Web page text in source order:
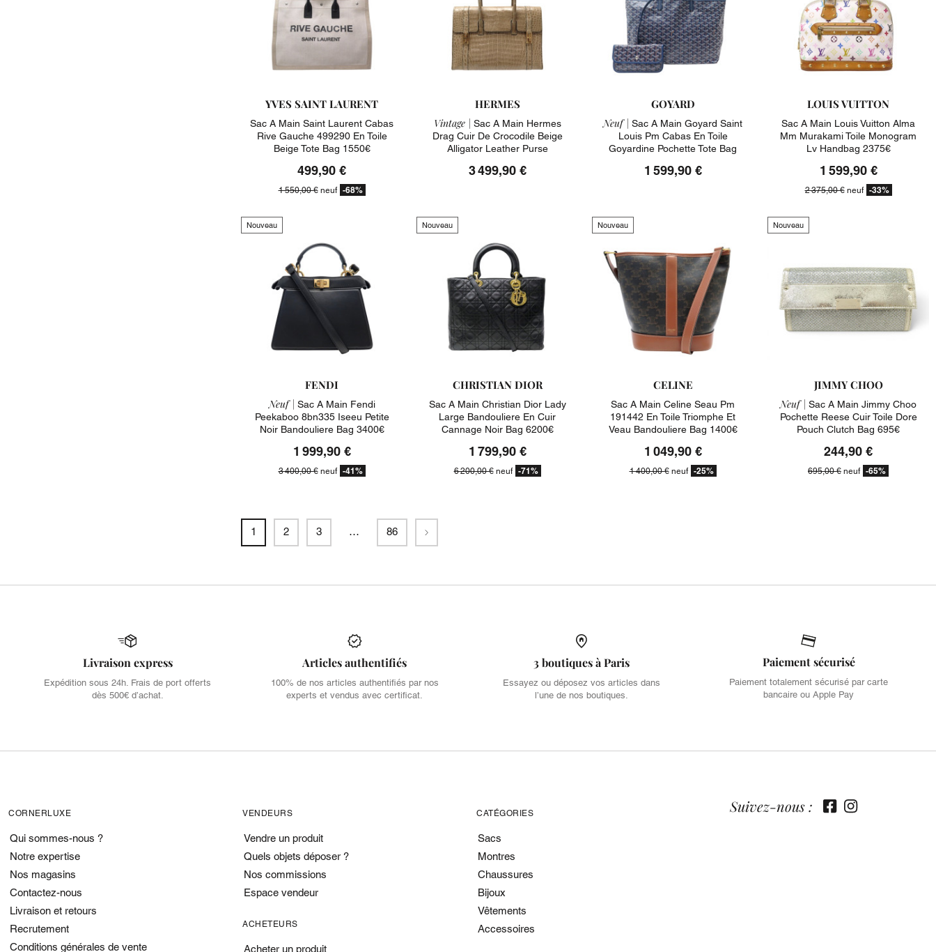
YVES SAINT LAURENT
Sac A Main Saint Laurent Cabas
Rive Gauche 499290 En Toile
Beige Tote Bag 1550€
499,90 €
1 550,00 €neuf -68%
HERMES
Vintage | Sac A Main Hermes
Drag Cuir De Crocodile Beige
Alligator Leather Purse
3 499,90 €
GOYARD
Neuf | Sac A Main Goyard Saint
Louis Pm Cabas En Toile
Goyardine Pochette Tote Bag
1 599,90 €
LOUIS VUITTON
Sac A Main Louis Vuitton Alma
Mm Murakami Toile Monogram
Lv Handbag 2375€
1 599,90 €
2 375,00 €neuf -33%
Nouveau
FENDI
Neuf | Sac A Main Fendi
Peekaboo 8bn335 Iseeu Petite
Noir Bandouliere Bag 3400€
1 999,90 €
3 400,00 €neuf -41%
Nouveau
CHRISTIAN DIOR
Sac A Main Christian Dior Lady
Large Bandouliere En Cuir
Cannage Noir Bag 6200€
1 799,90 €
6 200,00 €neuf -71%
Nouveau
CELINE
Sac A Main Celine Seau Pm
191442 En Toile Triomphe Et
Veau Bandouliere Bag 1400€
1 049,90 €
1 400,00 €neuf -25%
Nouveau
JIMMY CHOO
Neuf | Sac A Main Jimmy Choo
Pochette Reese Cuir Toile Dore
Pouch Clutch Bag 695€
244,90 €
695,00 € neuf -65%
1 2 3 … 86 Suivant
Livraison express
Expédition sous 24h. Frais de port offerts
dès 500€ d’achat.
Articles authentifiés
100% de nos articles authentifiés par nos
experts et vendus avec certificat.
3 boutiques à Paris
Essayez ou déposez vos articles dans
l’une de nos boutiques.
Paiement sécurisé
Paiement totalement sécurisé par carte
bancaire ou Apple Pay
CORNERLUXE
Qui sommes-nous ?
Notre expertise
Nos magasins
Contactez-nous
Livraison et retours
Recrutement
Conditions générales de vente
VENDEURS
Vendre un produit
Quels objets déposer ?
Nos commissions
Espace vendeur
ACHETEURS
Acheter un produit
CATÉGORIES
Sacs
Montres
Chaussures
Bijoux
Vêtements
Accessoires
Suivez-nous :